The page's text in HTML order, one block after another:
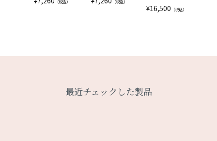
（税込） （税込）
¥16,500 （税込）
最近チェックした製品